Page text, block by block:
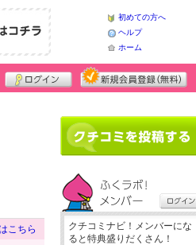
初めての方へ
ヘルプ
ホーム
こちら
クチコミナビ！メンバーにな
ると特典盛りだくさん！